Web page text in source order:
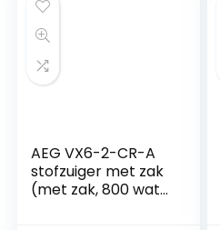
AEG VX6-2-CR-A
stofzuiger met zak
(met zak, 800 watt,